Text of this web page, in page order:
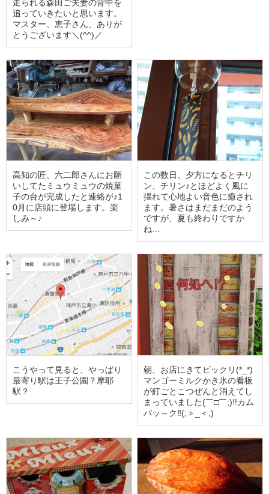
走られる森田ご夫妻の背中を
追っていきたいと思います。
マスター、恵子さん、ありが
とうございます＼(^^)／
高知の匠、六二郎さんにお願
いしてたミュウミュウの焼菓
子の台が完成したと連絡が♪1
0月に店頭に登場します。楽
しみ～♪
この数日、夕方になるとチリ
ン、チリン♪とほどよく風に
揺れて心地よい音色に癒され
ます。暑さはまだまだのよう
ですが、夏も終わりですか
ね…
こうやって見ると、やっぱり
最寄り駅は王子公園？摩耶
駅？
朝、お店にきてビックリ(*_*)
マンゴーミルクかき氷の看板
が釘ごとこつぜんと消えてし
まっていました(￣□￣;)!!カム
バッ～ク‼(;＞_＜;)